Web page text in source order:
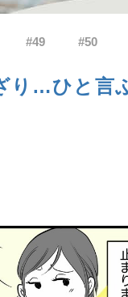
#49 #50
り…ひと言